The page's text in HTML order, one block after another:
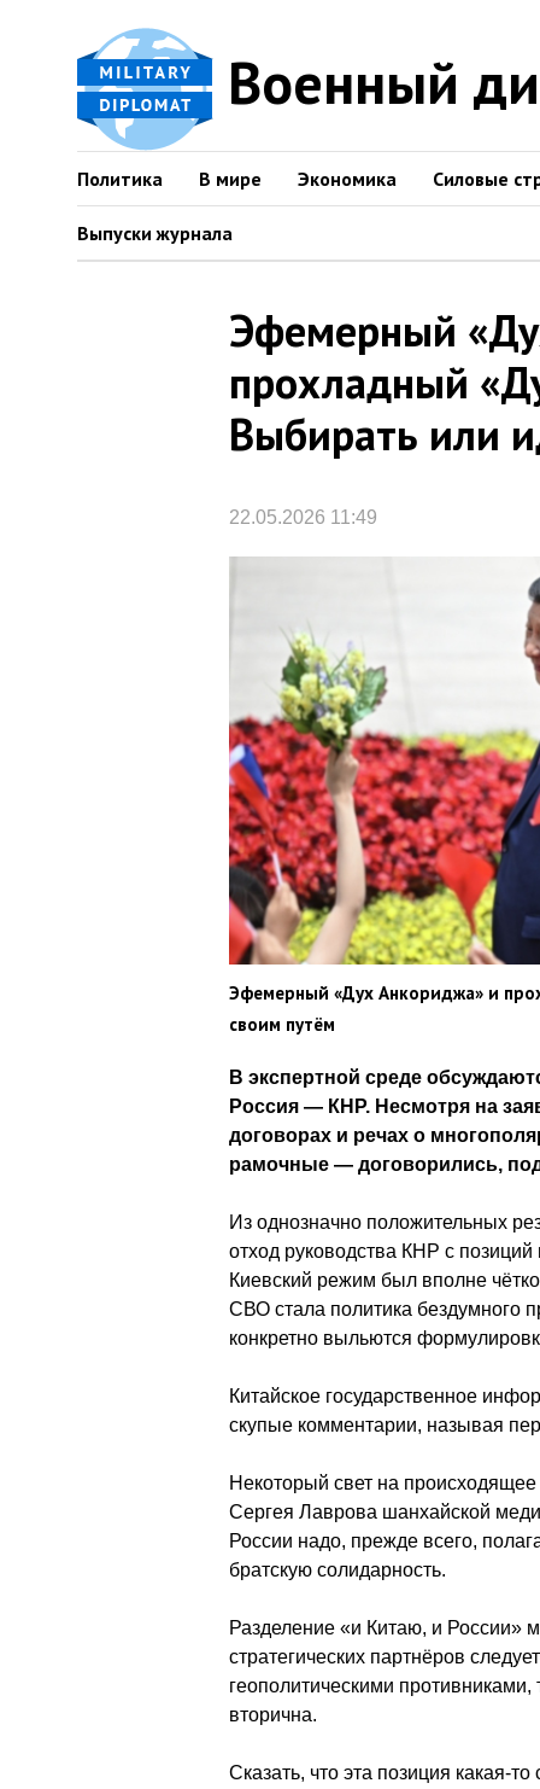
Военный
Политика В мире Экономика Силовые
Выпуски журнала
Эфемерный
прохладный
Выбирать или
22.05.2026 11:49
Эфемерный «Дух Анкориджа» и
своим путём
В экспертной среде
Россия — КНР. Несмотря на
договорах и речах о
рамочные — договорились,
Из однозначно положительных
отход руководства КНР с
Киевский режим был вполне
СВО стала политика бездумного
конкретно выльются
Китайское государственное
скупые комментарии, называя
Некоторый свет на
Сергея Лаврова шанхайской
России надо, прежде всего,
братскую солидарность.
Разделение «и Китаю, и России»
стратегических партнёров
геополитическими противниками,
вторична.
Сказать, что эта позиция какая-